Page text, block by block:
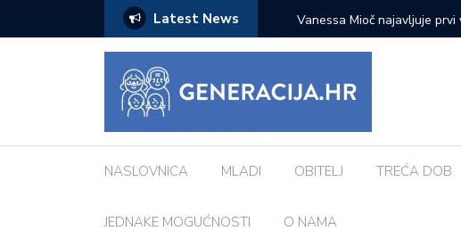
Latest News
Evo koji su najčešći kod djece
Vanessa Mioč najavljuje prvi
pripremao za ovo’
NASLOVNICA MLADI OBITELJ TREĆA DOB
JEDNAKE MOGUĆNOSTI O NAMA